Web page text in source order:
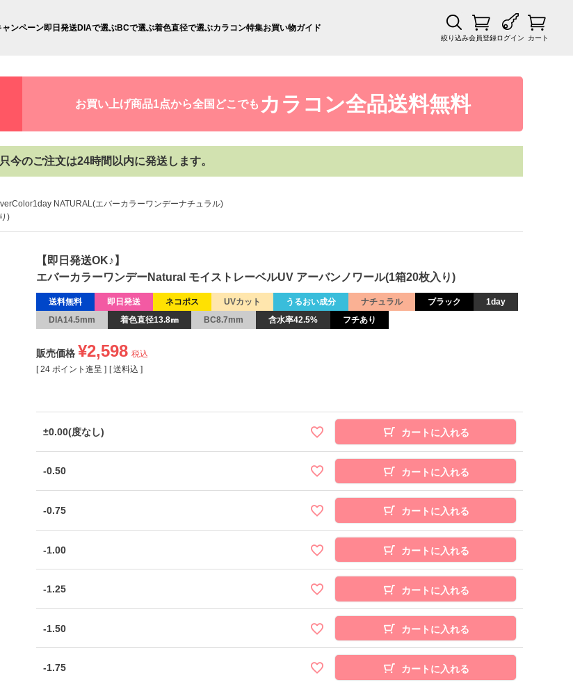
ンペーン即日発送DIAで選ぶBCで選ぶ着色直径で選ぶカラコン特集お買い物ガイド
絞り込み会員登録ログイン カート
お買い上げ商品1点から全国どこでも カラコン全品送料無料
只今のご注文は24時間以内に発送します。
NATURAL(エバーカラーワンデーナチュラル)
)
【即日発送OK♪】
エバーカラーワンデーNatural モイストレーベルUV アーバンノワール(1箱20枚入り)
送料無料 即日発送 ネコポス UVカット うるおい成分 ナチュラル ブラック
1day
DIA14.5mm
着色直径13.8㎜ BC8.7mm 含水率42.5% フチあり
販売価格 ¥2,598 税込
[ 24 ポイント進呈 ] 送料込
±0.00(度なし) カートに入れる
-0.50 カートに入れる
-0.75 カートに入れる
-1.00 カートに入れる
-1.25 カートに入れる
-1.50 カートに入れる
-1.75 カートに入れる